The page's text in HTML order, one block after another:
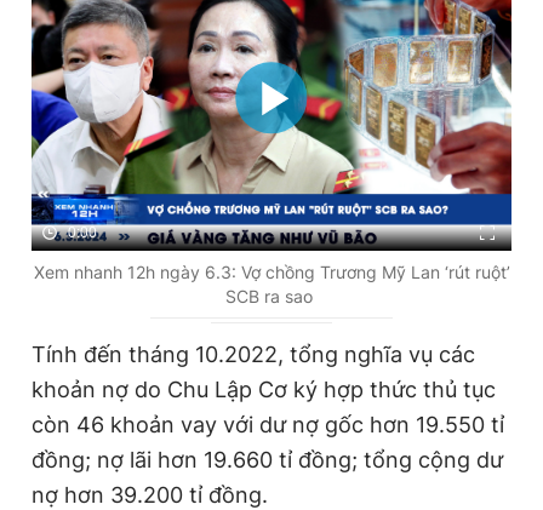
0:00
Xem nhanh 12h ngày 6.3: Vợ chồng Trương Mỹ Lan ‘rút ruột’
SCB ra sao
Tính đến tháng 10.2022, tổng nghĩa vụ các
khoản nợ do Chu Lập Cơ ký hợp thức thủ tục
còn 46 khoản vay với dư nợ gốc hơn 19.550 tỉ
đồng; nợ lãi hơn 19.660 tỉ đồng; tổng cộng dư
nợ hơn 39.200 tỉ đồng.